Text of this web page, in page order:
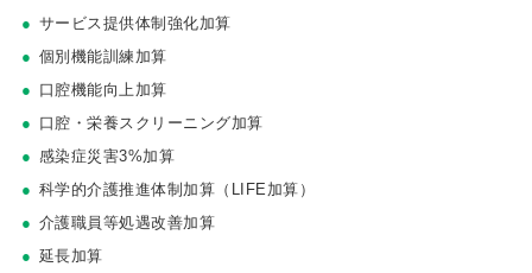
サービス提供体制強化加算
個別機能訓練加算
口腔機能向上加算
口腔・栄養スクリーニング加算
感染症災害3%加算
科学的介護推進体制加算（LIFE加算）
介護職員等処遇改善加算
延長加算